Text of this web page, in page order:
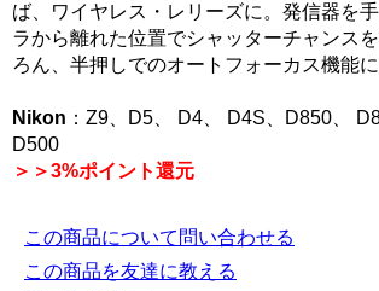
ば、ワイヤレス・レリーズに。発信器を
ラから離れた位置でシャッターチャンス
ろん、半押しでのオートフォーカス機能に
Nikon ：Z9、D5、 D4、 D4S、D850、
D500
＞＞3%ポイント還元
この商品について問い合わせる
この商品を友達に教える